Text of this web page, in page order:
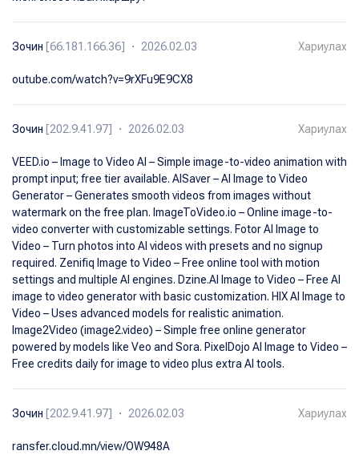
Зочин [66.181.166.36] ・ 2026.02.03 Хариулах
outube.com/watch?v=9rXFu9E9CX8
Зочин [202.9.41.97] ・ 2026.02.03 Хариулах
VEED.io – Image to Video AI – Simple image-to-video animation with
prompt input; free tier available. AISaver – AI Image to Video
Generator – Generates smooth videos from images without
watermark on the free plan. ImageToVideo.io – Online image-to-
video converter with customizable settings. Fotor AI Image to
Video – Turn photos into AI videos with presets and no signup
required. Zenifiq Image to Video – Free online tool with motion
settings and multiple AI engines. Dzine.AI Image to Video – Free AI
image to video generator with basic customization. HIX AI Image to
Video – Uses advanced models for realistic animation.
Image2Video (image2.video) – Simple free online generator
powered by models like Veo and Sora. PixelDojo AI Image to Video –
Free credits daily for image to video plus extra AI tools.
Зочин [202.9.41.97] ・ 2026.02.03 Хариулах
ransfer.cloud.mn/view/OW948A